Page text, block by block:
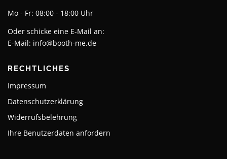
Mo - Fr: 08:00 - 18:00 Uhr
Oder schicke eine E-Mail an:
E-Mail: info@booth-me.de
RECHTLICHES
Impressum
Datenschutzerklärung
Widerrufsbelehrung
Ihre Benutzerdaten anfordern